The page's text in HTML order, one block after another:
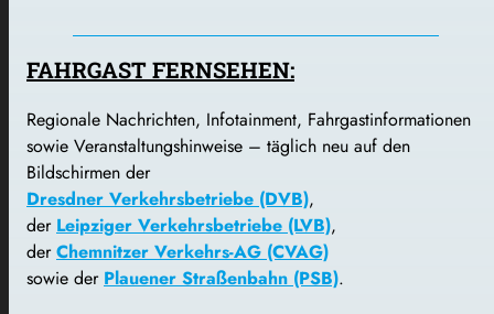
FAHRGAST FERNSEHEN:
Regionale Nachrichten, Infotainment, Fahrgastinformationen
sowie Veranstaltungshinweise – täglich neu auf den
Bildschirmen der
Dresdner Verkehrsbetriebe (DVB),
der Leipziger Verkehrsbetriebe (LVB),
derChemnitzer Verkehrs-AG (CVAG)
sowie der Plauener Straßenbahn (PSB).